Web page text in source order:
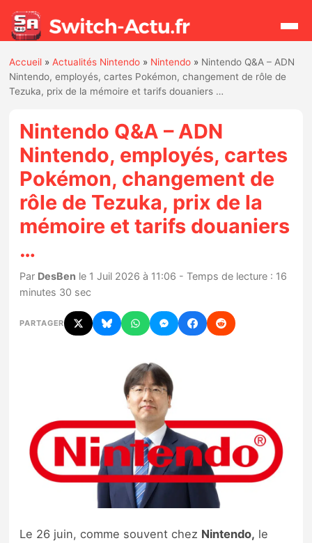
Rechercher
Actualités
Jeux
Hardware
Mises à jour
Chiffres de ventes
Nintendo Direct
Tests et previews
Tests de jeux
Tests d’accessoires
Autres tests
Accueil »Actualités Nintendo » Nintendo » Nintendo Q&A – ADN
Nintendo, employés, cartes Pokémon, changement de rôle de
Tezuka, prix de la mémoire et tarifs douaniers …
Nintendo Q&A – ADN
Nintendo, employés, cartes
Pokémon, changement de
rôle de Tezuka, prix de la
mémoire et tarifs douaniers
…
Par DesBen le 1 Juil 2026 à 11:06 - Temps de lecture : 16
minutes 30 sec
PARTAGER
Le 26 juin, comme souvent chez Nintendo, le